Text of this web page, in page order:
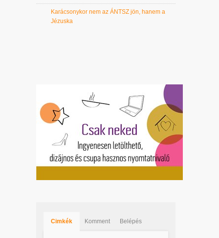
Karácsonykor nem az ÁNTSZ jön, hanem a
Jézuska
Cimkék Komment Belépés